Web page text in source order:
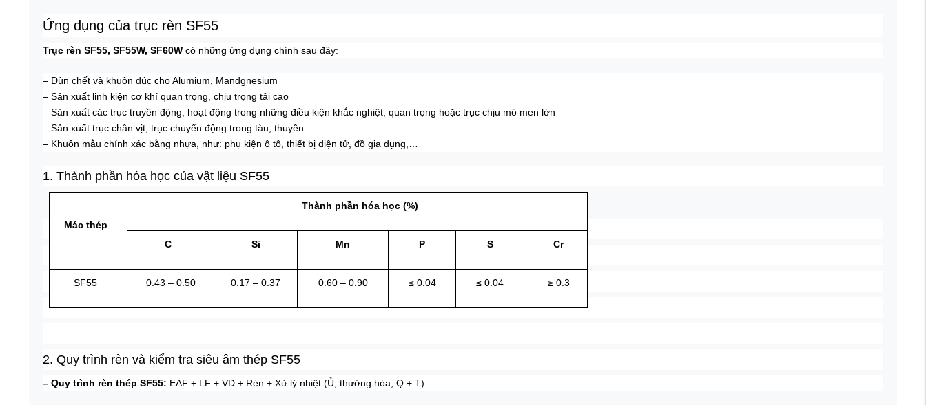
Ứng dụng của trục rèn SF55
Trục rèn SF55, SF55W, SF60W có những ứng dụng chính sau đây:
– Đùn chết và khuôn đúc cho Alumium, Mandgnesium
– Sản xuất linh kiện cơ khí quan trọng, chịu trọng tải cao
– Sản xuất các trục truyền động, hoạt động trong những điều kiện khắc nghiệt, quan trọng hoặc trục chịu mô men lớn
– Sản xuất trục chân vịt, trục chuyển động trong tàu, thuyền…
– Khuôn mẫu chính xác bằng nhựa, như: phụ kiện ô tô, thiết bị diện tử, đồ gia dụng,…
1. Thành phần hóa học của vật liệu SF55
Mác thép
Thành phần hóa học (%)
C Si Mn P S Cr
SF55 0.43 – 0.50 0.17 – 0.37 0.60 – 0.90 ≤ 0.04 ≤ 0.04 ≥ 0.3
2. Quy trình rèn và kiểm tra siêu âm thép SF55
– Quy trình rèn thép SF55: EAF + LF + VD + Rèn + Xử lý nhiệt (Ủ, thường hóa, Q + T)